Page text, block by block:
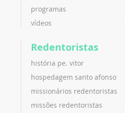
programas
vídeos
Redentoristas
história pe. vitor
hospedagem santo afonso
missionários redentoristas
missões redentoristas